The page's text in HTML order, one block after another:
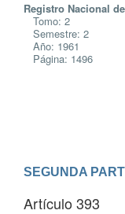
Registro Nacional
Tomo: 2
Semestre: 2
Año: 1961
Página: 1496
SEGUNDA
Artículo 393